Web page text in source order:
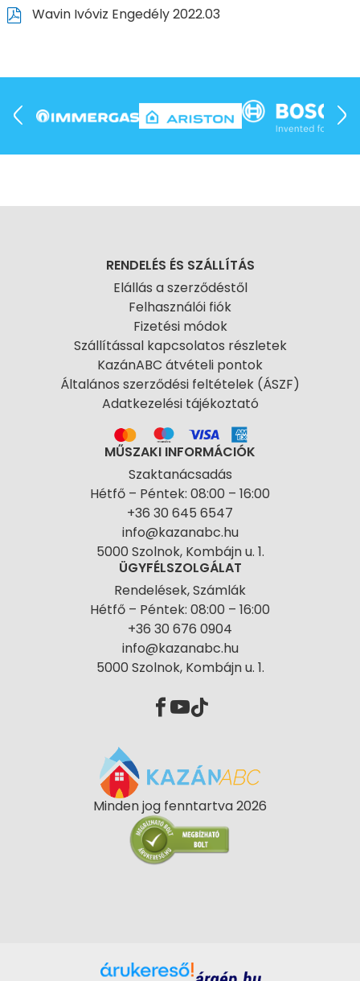
Wavin Ivóviz Engedély 2022.03
RENDELÉS ÉS SZÁLLÍTÁS
Elállás a szerződéstől
Felhasználói fiók
Fizetési módok
Szállítással kapcsolatos részletek
KazánABC átvételi pontok
Általános szerződési feltételek (ÁSZF)
Adatkezelési tájékoztató
MŰSZAKI INFORMÁCIÓK
Szaktanácsadás
Hétfő – Péntek: 08:00 – 16:00
+36 30 645 6547
info@kazanabc.hu
5000 Szolnok, Kombájn u. 1.
ÜGYFÉLSZOLGÁLAT
Rendelések, Számlák
Hétfő – Péntek: 08:00 – 16:00
+36 30 676 0904
info@kazanabc.hu
5000 Szolnok, Kombájn u. 1.
Minden jog fenntartva 2026